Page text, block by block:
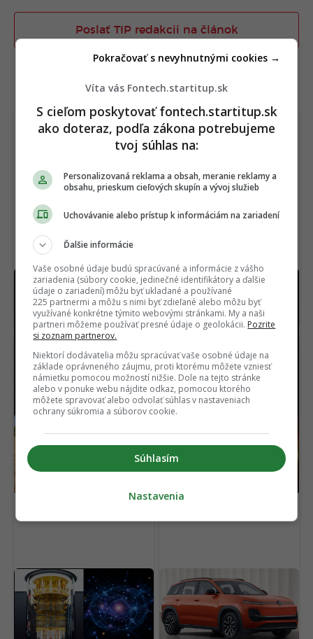
Poslať TIP redakcii na článok
TERAZ ČÍTAJÚ
Majiteľ Hyundaiu zvýšil dojazd svojho EV
takmer o 150 km. Urobil pritom úplne triviálnu
vec
Výrobca tají to
najdôležitejšie
Uvideli niečo doteraz
nevídané
Fyzici videli kvantový jav,
ktorý bol doteraz skrytý.
Môže odhaliť tajomstvá
supravodivosti
Volkswagen ukázal svoju
odpoveď na čínske
elektromobily.
Paradoxne mu pomáhajú
práve Číňania
Víta vás Fontech.startitup.sk
S cieľom poskytovať fontech.startitup.sk
ako doteraz, podľa zákona potrebujeme
tvoj súhlas na:
Personalizovaná reklama a obsah, meranie reklamy a
obsahu, prieskum cieľových skupín a vývoj služieb
Uchovávanie alebo prístup k informáciám na zariadení
Ďalšie informácie
Vaše osobné údaje budú spracúvané a informácie z vášho
zariadenia (súbory cookie, jedinečné identifikátory a ďalšie
údaje o zariadení) môžu byť ukladané a používané
225 partnermi a môžu s nimi byť zdieľané alebo môžu byť
využívané konkrétne týmito webovými stránkami. My a naši
partneri môžeme používať presné údaje o geolokácii. Pozrite
si zoznam partnerov.
Niektorí dodávatelia môžu spracúvať vaše osobné údaje na
základe oprávneného záujmu, proti ktorému môžete vzniesť
námietku pomocou možností nižšie. Dole na tejto stránke
alebo v ponuke webu nájdite odkaz, pomocou ktorého
môžete spravovať alebo odvolať súhlas v nastaveniach
ochrany súkromia a súborov cookie.
Súhlasím
Pokračovať s nevyhnutnými cookies →
Nastavenia